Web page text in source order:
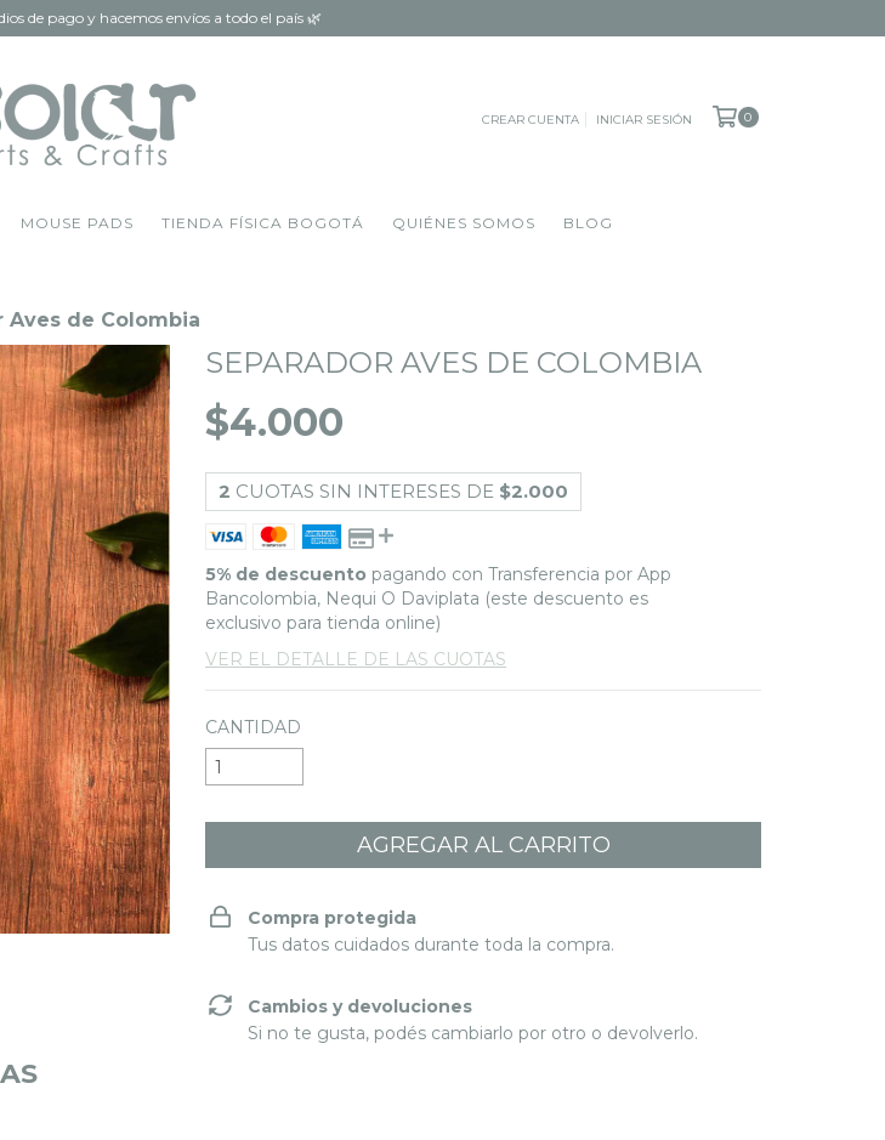
de pago y hacemos envíos a todo el país 🌿
CREAR CUENTA INICIAR SESIÓN 0
MOUSE PADS TIENDA FÍSICA BOGOTÁ QUIÉNES SOMOS BLOG
Aves de Colombia
SEPARADOR AVES DE COLOMBIA
$4.000
2 CUOTAS SIN INTERESES DE $2.000
5% de descuento pagando con Transferencia por App
Bancolombia, Nequi O Daviplata (este descuento es
exclusivo para tienda online)
VER EL DETALLE DE LAS CUOTAS
CANTIDAD
Compra protegida
Tus datos cuidados durante toda la compra.
Cambios y devoluciones
Si no te gusta, podés cambiarlo por otro o devolverlo.